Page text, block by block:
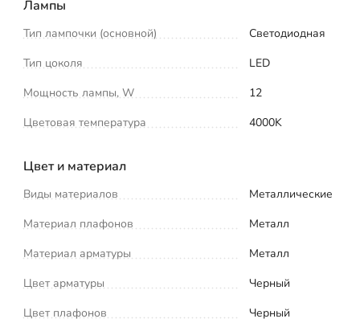
Лампы
Тип лампочки (основной)
Светодиодная
Тип цоколя
LED
Мощность лампы, W
12
Цветовая температура
4000K
Цвет и материал
Виды материалов
Металлические
Материал плафонов
Металл
Материал арматуры
Металл
Цвет арматуры
Черный
Цвет плафонов
Черный